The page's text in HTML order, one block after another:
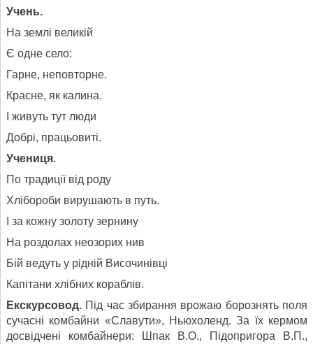
Учень.
На землі великій
Є одне село:
Гарне, неповторне.
Красне, як калина.
І живуть тут люди
Добрі, працьовиті.
Учениця.
По традиції від роду
Хлібороби вирушають в путь.
І за кожну золоту зернину
На роздолах неозорих нив
Бій ведуть у рідній Височинівці
Капітани хлібних кораблів.
Екскурсовод. Під час збирання врожаю борознять поля
сучасні комбайни «Славути», Ньюхоленд. За їх кермом
досвідчені комбайнери: Шпак В.О., Підопригора В.П.,